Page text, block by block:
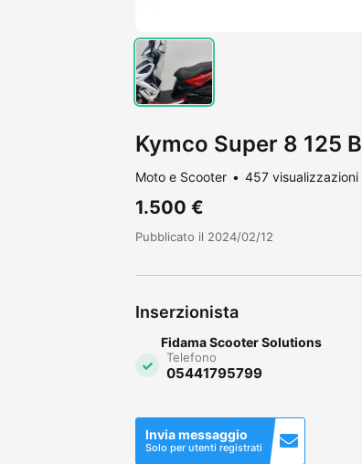
Kymco Super 8 125
Moto e Scooter 457 visualizzazioni
1.500 €
Pubblicato il 2024/02/12
Inserzionista
Fidama Scooter Solutions
Telefono
05441795799
Invia messaggio
Solo per utenti registrati